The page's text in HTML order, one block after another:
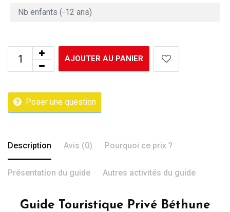
AJOUTER AU PANIER
Poser une question
Description Avis (0) Pourquoi ce prix ?
Présentation du guide Autres activités du guide
Guide Touristique Privé Béthune